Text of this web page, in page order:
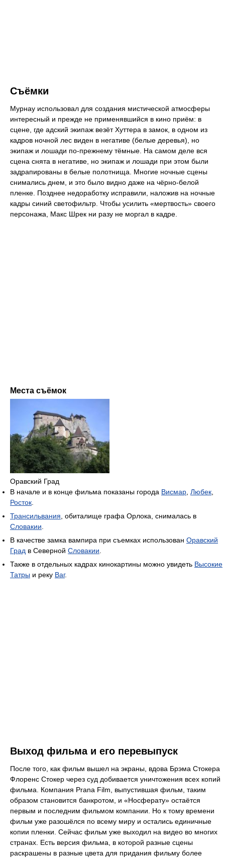
Съёмки
Мурнау использовал для создания мистической атмосферы
интересный и прежде не применявшийся в кино приём: в
сцене, где адский экипаж везёт Хуттера в замок, в одном из
кадров ночной лес виден в негативе (белые деревья), но
экипаж и лошади по-прежнему тёмные. На самом деле вся
сцена снята в негативе, но экипаж и лошади при этом были
задрапированы в белые полотнища. Многие ночные сцены
снимались днем, и это было видно даже на чёрно-белой
пленке. Позднее недоработку исправили, наложив на ночные
кадры синий светофильтр. Чтобы усилить «мертвость» своего
персонажа, Макс Шрек ни разу не моргал в кадре.
Места съёмок
Оравский Град
В начале и в конце фильма показаны города Висмар Любек
Росток
Трансильвания , обиталище графа Орлока, снималась в
Словакии
В качестве замка вампира при съемках использован Оравский
Град в Северной Словакии
Также в отдельных кадрах кинокартины можно увидеть Высокие
Татры и реку Ваг.
Выход фильма и его перевыпуск
После того, как фильм вышел на экраны, вдова Брэма Стокера
Флоренс Стокер через суд добивается уничтожения всех копий
фильма. Компания Prana Film, выпустившая фильм, таким
образом становится банкротом, и «Носферату» остаётся
первым и последним фильмом компании. Но к тому времени
фильм уже разошёлся по всему миру и остались единичные
копии пленки. Сейчас фильм уже выходил на видео во многих
странах. Есть версия фильма, в которой разные сцены
раскрашены в разные цвета для придания фильму более